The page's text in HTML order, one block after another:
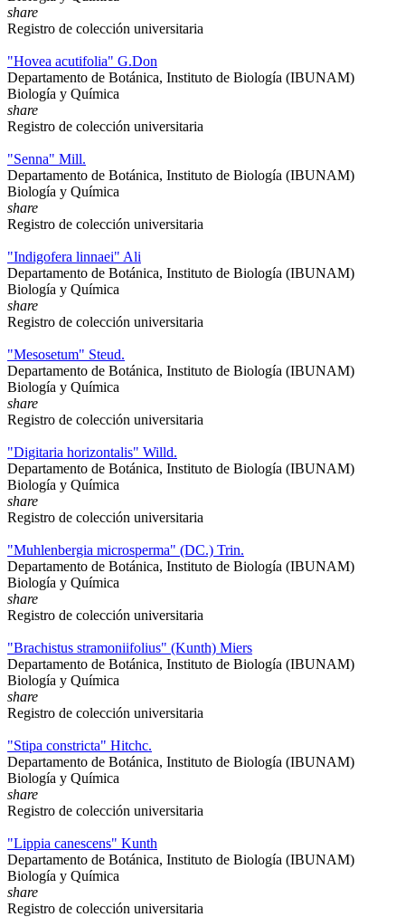
share
Registro de colección universitaria
"Hovea acutifolia" G.Don
Departamento de Botánica, Instituto de Biología (IBUNAM)
Biología y Química
share
Registro de colección universitaria
"Senna" Mill.
Departamento de Botánica, Instituto de Biología (IBUNAM)
Biología y Química
share
Registro de colección universitaria
"Indigofera linnaei" Ali
Departamento de Botánica, Instituto de Biología (IBUNAM)
Biología y Química
share
Registro de colección universitaria
"Mesosetum" Steud.
Departamento de Botánica, Instituto de Biología (IBUNAM)
Biología y Química
share
Registro de colección universitaria
"Digitaria horizontalis" Willd.
Departamento de Botánica, Instituto de Biología (IBUNAM)
Biología y Química
share
Registro de colección universitaria
"Muhlenbergia microsperma" (DC.) Trin.
Departamento de Botánica, Instituto de Biología (IBUNAM)
Biología y Química
share
Registro de colección universitaria
"Brachistus stramoniifolius" (Kunth) Miers
Departamento de Botánica, Instituto de Biología (IBUNAM)
Biología y Química
share
Registro de colección universitaria
"Stipa constricta" Hitchc.
Departamento de Botánica, Instituto de Biología (IBUNAM)
Biología y Química
share
Registro de colección universitaria
"Lippia canescens" Kunth
Departamento de Botánica, Instituto de Biología (IBUNAM)
Biología y Química
share
Registro de colección universitaria